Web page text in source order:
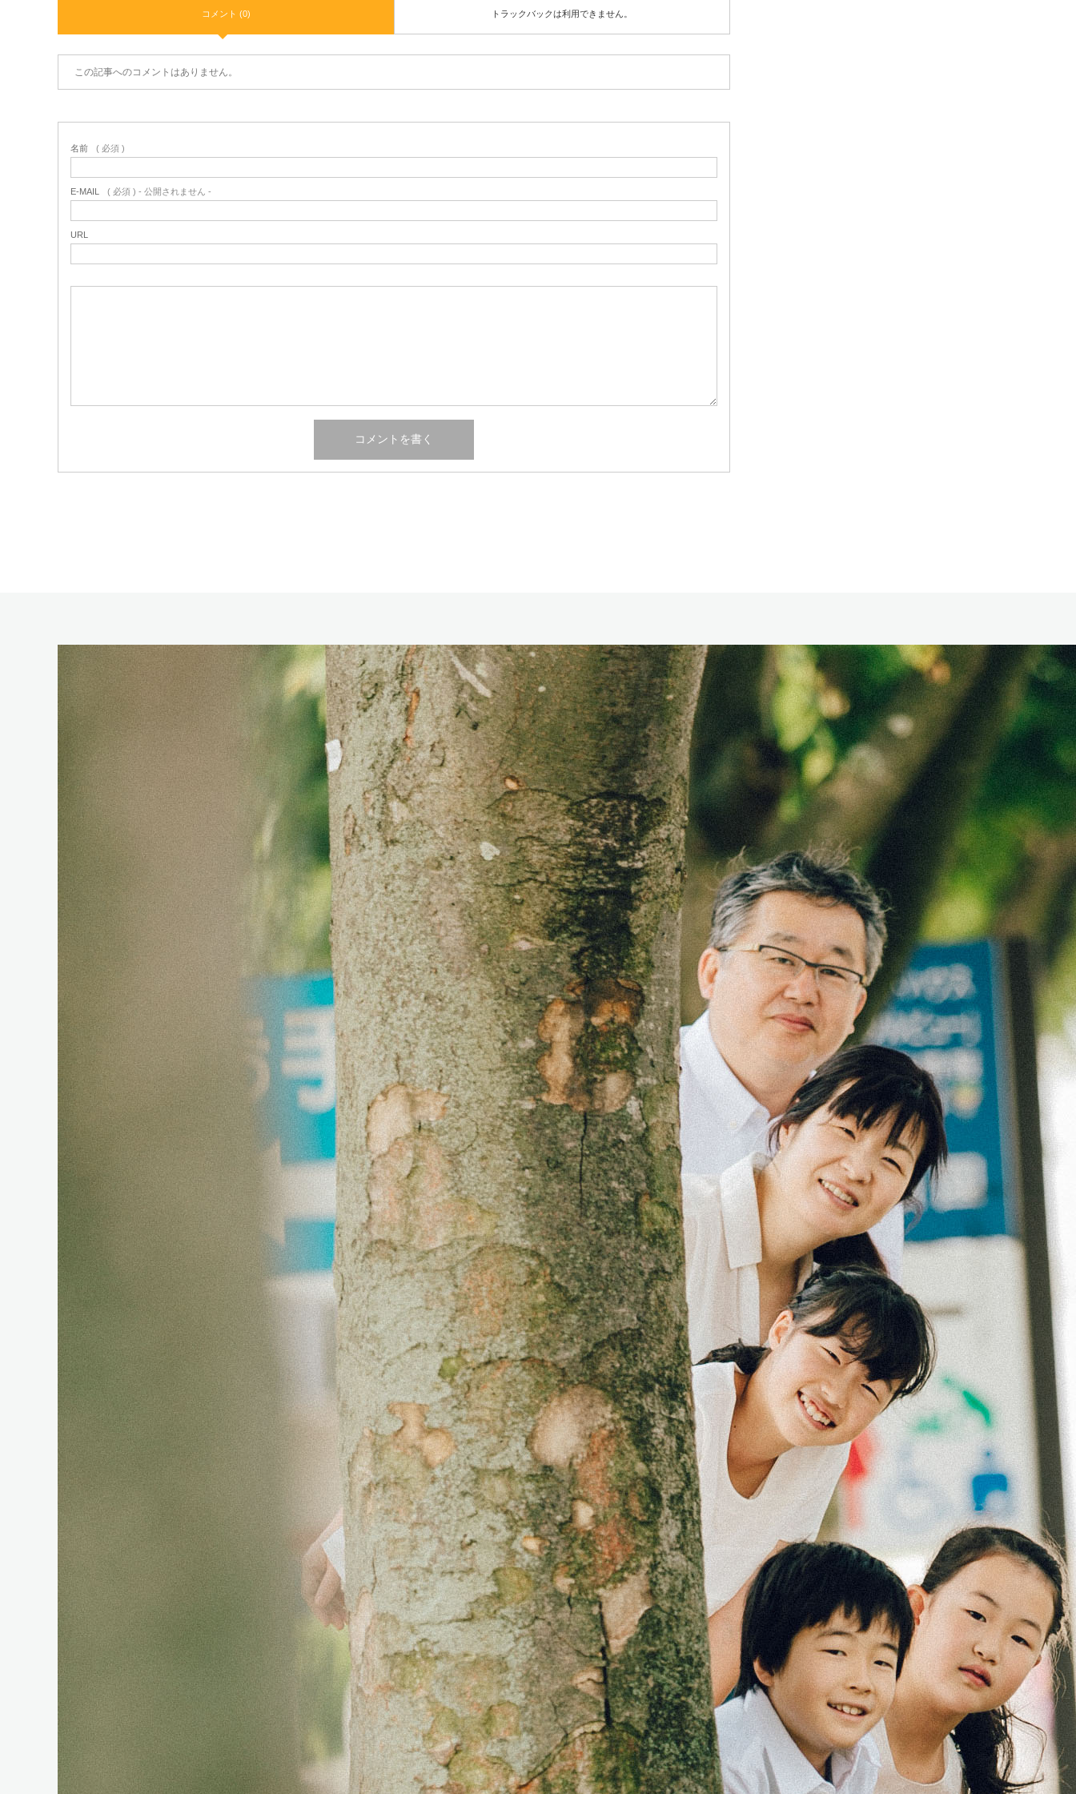
コメント (0) トラックバックは利用できません。
この記事へのコメントはありません。
名前 ( 必須 )
E-MAIL ( 必須 ) - 公開されません -
URL